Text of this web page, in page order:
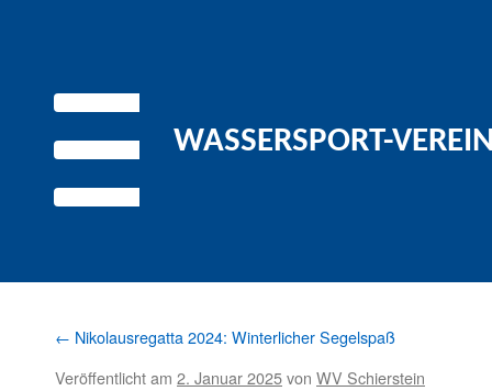
WASSERSPORT-
← Nikolausregatta 2024: Winterlicher Segelspaß
Veröffentlicht am 2. Januar 2025von WV Schierstein